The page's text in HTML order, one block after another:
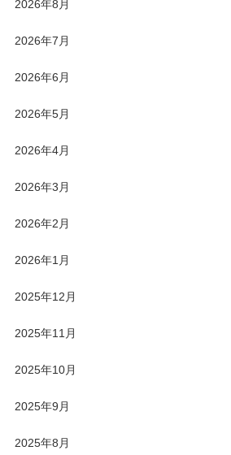
2026年8月
2026年7月
2026年6月
2026年5月
2026年4月
2026年3月
2026年2月
2026年1月
2025年12月
2025年11月
2025年10月
2025年9月
2025年8月